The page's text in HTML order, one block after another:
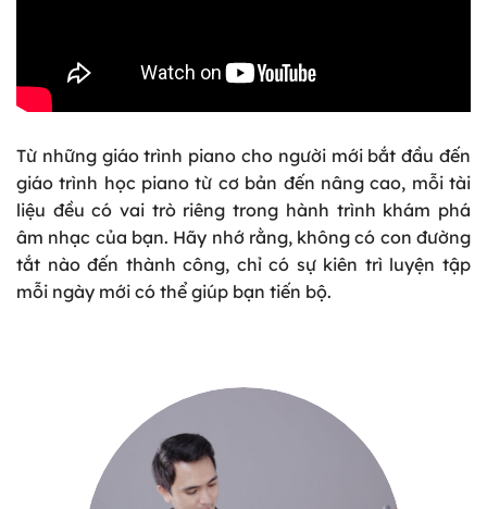
Từ những giáo trình piano cho người mới bắt đầu đến
giáo trình học piano từ cơ bản đến nâng cao, mỗi tài
liệu đều có vai trò riêng trong hành trình khám phá
âm nhạc của bạn. Hãy nhớ rằng, không có con đường
tắt nào đến thành công, chỉ có sự kiên trì luyện tập
mỗi ngày mới có thể giúp bạn tiến bộ.